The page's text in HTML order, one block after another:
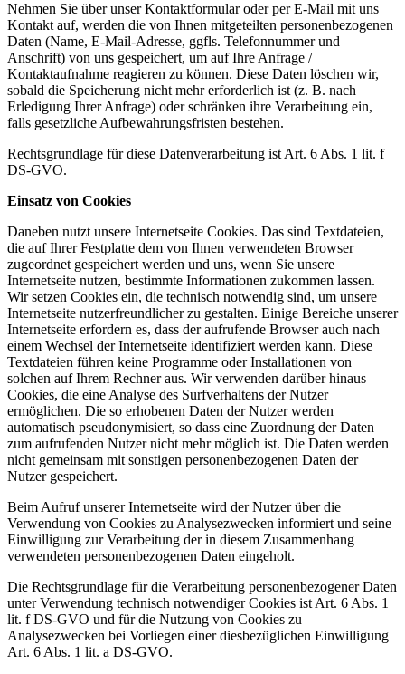
Nehmen Sie über unser Kontaktformular oder per E-Mail mit uns
Kontakt auf, werden die von Ihnen mitgeteilten personenbezogenen
Daten (Name, E-Mail-Adresse, ggfls. Telefonnummer und
Anschrift) von uns gespeichert, um auf Ihre Anfrage /
Kontaktaufnahme reagieren zu können. Diese Daten löschen wir,
sobald die Speicherung nicht mehr erforderlich ist (z. B. nach
Erledigung Ihrer Anfrage) oder schränken ihre Verarbeitung ein,
falls gesetzliche Aufbewahrungsfristen bestehen.
Rechtsgrundlage für diese Datenverarbeitung ist Art. 6 Abs. 1 lit. f
DS-GVO.
Einsatz von Cookies
Daneben nutzt unsere Internetseite Cookies. Das sind Textdateien,
die auf Ihrer Festplatte dem von Ihnen verwendeten Browser
zugeordnet gespeichert werden und uns, wenn Sie unsere
Internetseite nutzen, bestimmte Informationen zukommen lassen.
Wir setzen Cookies ein, die technisch notwendig sind, um unsere
Internetseite nutzerfreundlicher zu gestalten. Einige Bereiche unserer
Internetseite erfordern es, dass der aufrufende Browser auch nach
einem Wechsel der Internetseite identifiziert werden kann. Diese
Textdateien führen keine Programme oder Installationen von
solchen auf Ihrem Rechner aus. Wir verwenden darüber hinaus
Cookies, die eine Analyse des Surfverhaltens der Nutzer
ermöglichen. Die so erhobenen Daten der Nutzer werden
automatisch pseudonymisiert, so dass eine Zuordnung der Daten
zum aufrufenden Nutzer nicht mehr möglich ist. Die Daten werden
nicht gemeinsam mit sonstigen personenbezogenen Daten der
Nutzer gespeichert.
Beim Aufruf unserer Internetseite wird der Nutzer über die
Verwendung von Cookies zu Analysezwecken informiert und seine
Einwilligung zur Verarbeitung der in diesem Zusammenhang
verwendeten personenbezogenen Daten eingeholt.
Die Rechtsgrundlage für die Verarbeitung personenbezogener Daten
unter Verwendung technisch notwendiger Cookies ist Art. 6 Abs. 1
lit. f DS-GVO und für die Nutzung von Cookies zu
Analysezwecken bei Vorliegen einer diesbezüglichen Einwilligung
Art. 6 Abs. 1 lit. a DS-GVO.